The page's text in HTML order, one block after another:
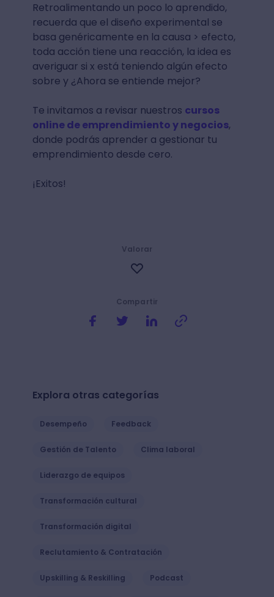
Retroalimentando un poco lo aprendido,
recuerda que el diseño experimental se
basa genéricamente en la causa > efecto,
toda acción tiene una reacción, la idea es
averiguar si x está teniendo algún efecto
sobre y ¿Ahora se entiende mejor?
Te invitamos a revisar nuestros cursos
online de emprendimiento y negocios,
donde podrás aprender a gestionar tu
emprendimiento desde cero.
¡Exitos!
Compartir
Valorar
Explora otras categorías
Desempeño Feedback
Gestión de Talento Clima laboral
Liderazgo de equipos
Transformación cultural
Transformación digital
Reclutamiento & Contratación
Upskilling & Reskilling Podcast